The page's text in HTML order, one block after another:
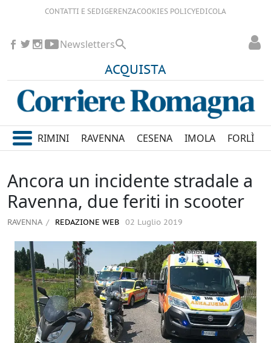
CONTATTI E SEDIGERENZACOOKIES POLICYEDICOLA
ACQUISTA
Newsletters
RIMINI RAVENNA CESENA IMOLA FORLÌ
Ancora un incidente stradale a
Ravenna, due feriti in scooter
RAVENNA REDAZIONE WEB 02 Luglio 2019